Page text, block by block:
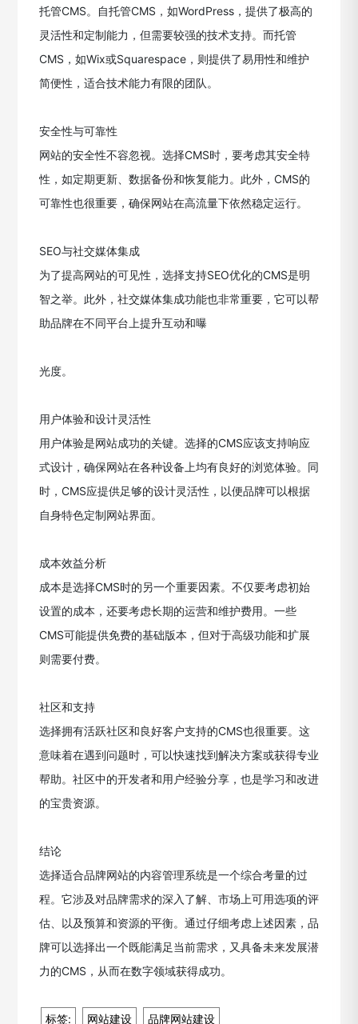
托管CMS。自托管CMS，如WordPress，提供了极高的
灵活性和定制能力，但需要较强的技术支持。而托管
CMS，如Wix或Squarespace，则提供了易用性和维护
简便性，适合技术能力有限的团队。
安全性与可靠性
网站的安全性不容忽视。选择CMS时，要考虑其安全特
性，如定期更新、数据备份和恢复能力。此外，CMS的
可靠性也很重要，确保网站在高流量下依然稳定运行。
SEO与社交媒体集成
为了提高网站的可见性，选择支持SEO优化的CMS是明
智之举。此外，社交媒体集成功能也非常重要，它可以帮
助品牌在不同平台上提升互动和曝
光度。
用户体验和设计灵活性
用户体验是网站成功的关键。选择的CMS应该支持响应
式设计，确保网站在各种设备上均有良好的浏览体验。同
时，CMS应提供足够的设计灵活性，以便品牌可以根据
自身特色定制网站界面。
成本效益分析
成本是选择CMS时的另一个重要因素。不仅要考虑初始
设置的成本，还要考虑长期的运营和维护费用。一些
CMS可能提供免费的基础版本，但对于高级功能和扩展
则需要付费。
社区和支持
选择拥有活跃社区和良好客户支持的CMS也很重要。这
意味着在遇到问题时，可以快速找到解决方案或获得专业
帮助。社区中的开发者和用户经验分享，也是学习和改进
的宝贵资源。
结论
选择适合品牌网站的内容管理系统是一个综合考量的过
程。它涉及对品牌需求的深入了解、市场上可用选项的评
估、以及预算和资源的平衡。通过仔细考虑上述因素，品
牌可以选择出一个既能满足当前需求，又具备未来发展潜
力的CMS，从而在数字领域获得成功。
标签: 网站建设 品牌网站建设